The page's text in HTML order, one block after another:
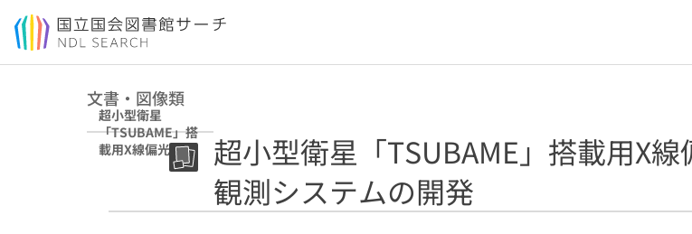
本文へ移動
文書・図像類
超小型衛星
「TSUBAME」搭
載用X線偏光観測
システムの開発
超小型衛星「TSUBAME」搭載用X線
観測システムの開発